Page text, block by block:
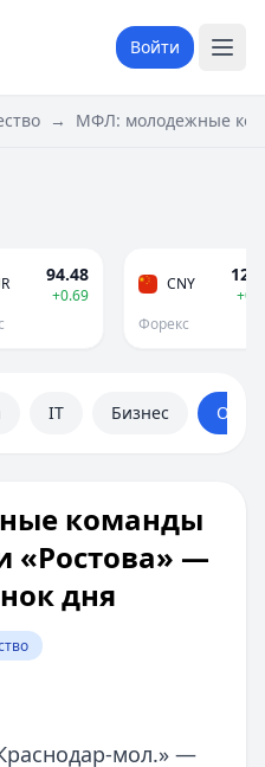
Войти
→ МФЛ: молодежные
94.48
+0.69
CNY
Форекс
IT Бизнес
команды
«Ростова» —
дня
мол.» —